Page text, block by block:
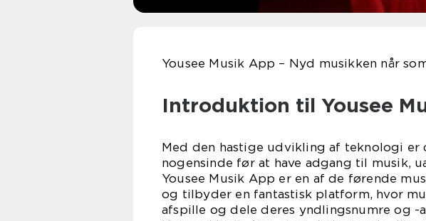
Yousee Musik App – Nyd musikken når
Introduktion til Yousee
Med den hastige udvikling af teknologi er
nogensinde før at have adgang til musik,
Yousee Musik App er en af de førende
og tilbyder en fantastisk platform, hvor
afspille og dele deres yndlingsnumre og